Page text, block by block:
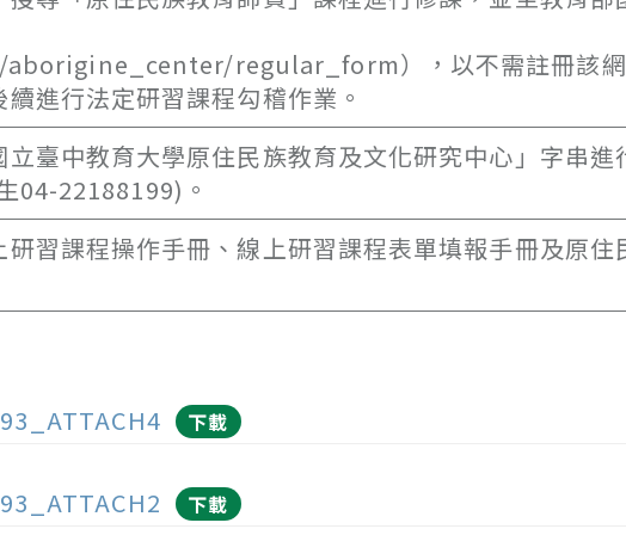
regular_form），以不需註冊該
進行法定研習課程勾稽作業。
臺中教育大學原住民族教育及文化研究中心」字串進
04-22188199)。
習課程操作手冊、線上研習課程表單填報手冊及原住
下載
下載